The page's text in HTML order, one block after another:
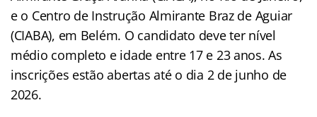
e o Centro de Instrução Almirante Braz de Aguiar
(CIABA), em Belém. O candidato deve ter nível
médio completo e idade entre 17 e 23 anos. As
inscrições estão abertas até o dia 2 de junho de
2026.